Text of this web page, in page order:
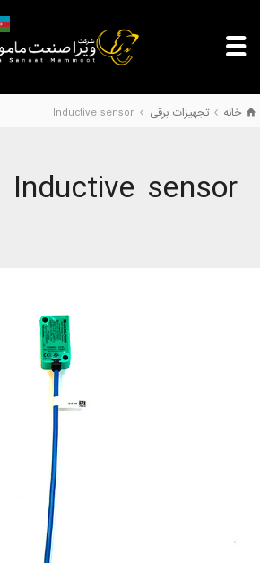
خانه تجهیزات برقی Inductive sensor
Inductive sensor